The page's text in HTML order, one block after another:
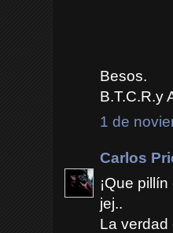
Besos.
B.T.C.R.y
1 de
Carlos
¡Que
jej..
La verdad